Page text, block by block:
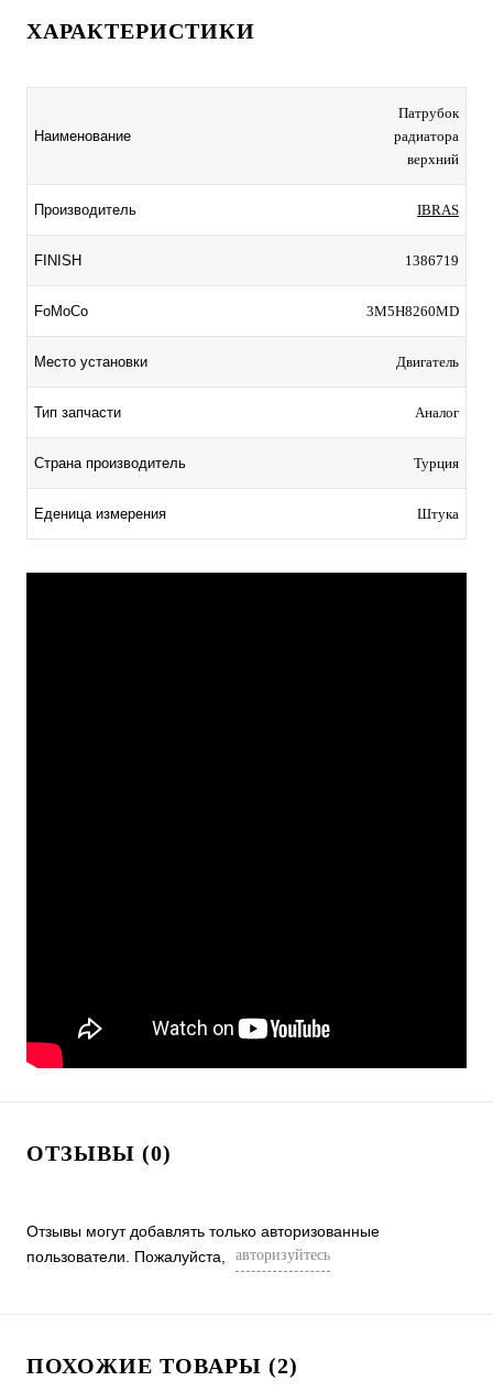
ХАРАКТЕРИСТИКИ
Наименование
Патрубок
радиатора
верхний
Производитель IBRAS
FINISH 1386719
FoMoCo 3M5H8260MD
Место установки Двигатель
Тип запчасти Аналог
Страна производитель Турция
Еденица измерения Штука
ОТЗЫВЫ (0)
Отзывы могут добавлять только авторизованные
пользователи. Пожалуйста,
авторизуйтесь
ПОХОЖИЕ ТОВАРЫ (2)